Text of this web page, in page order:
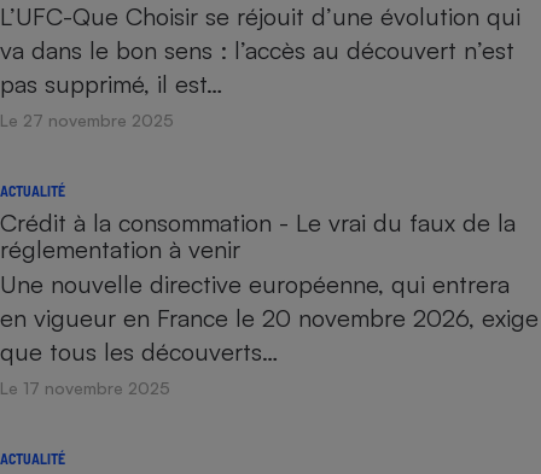
L’UFC-Que Choisir se réjouit d’une évolution qui
va dans le bon sens : l’accès au découvert n’est
pas supprimé, il est…
Le 27 novembre 2025
ACTUALITÉ
Crédit à la consommation - Le vrai du faux de la
réglementation à venir
Une nouvelle directive européenne, qui entrera
en vigueur en France le 20 novembre 2026, exige
que tous les découverts…
Le 17 novembre 2025
ACTUALITÉ